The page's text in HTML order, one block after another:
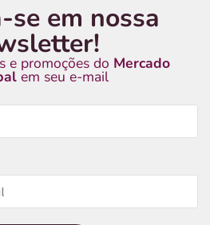
se em nossa
e promoções do Mercado
em seu e-mail